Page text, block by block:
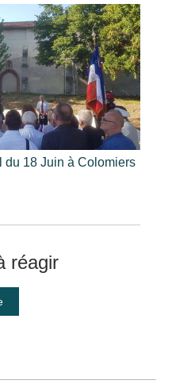
du 18 Juin à Colomiers
réagir